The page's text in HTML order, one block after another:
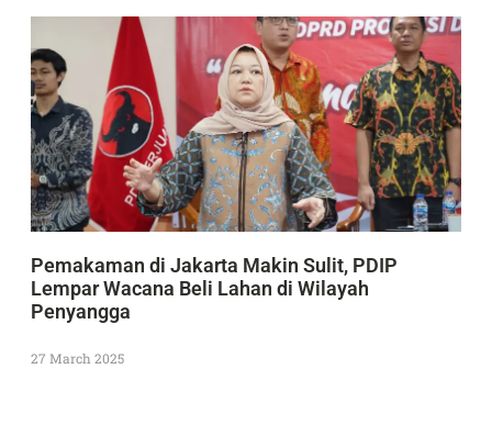
Pemakaman di Jakarta Makin Sulit, PDIP
Lempar Wacana Beli Lahan di Wilayah
Penyangga
27 March 2025